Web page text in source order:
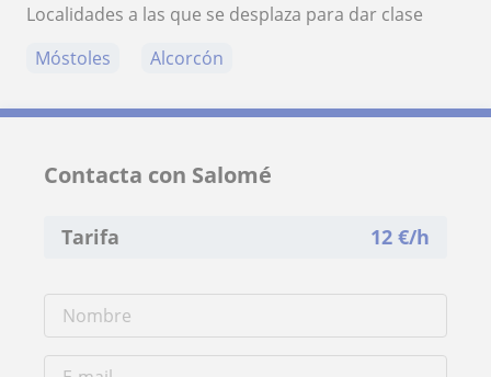
Localidades a las que se desplaza para dar clase
Móstoles
Alcorcón
Contacta con Salomé
Tarifa 12 €/h